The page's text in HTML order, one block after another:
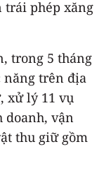
trái phép xăng
trong 5 tháng
năng trên địa
xử lý 11 vụ
vận
thu giữ gồm